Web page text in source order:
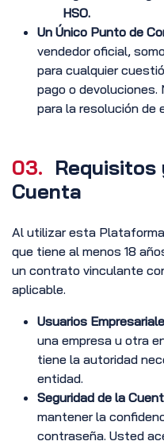
HSO.
Un Único Punto de
vendedor oficial,
para cualquier
pago o
para la resolución de
03. Requisitos
Cuenta
Al utilizar esta
que tiene al menos 18
un contrato vinculante
aplicable.
Usuarios
una empresa u otra
tiene la autoridad
entidad.
Seguridad de la
mantener la
contraseña. Usted